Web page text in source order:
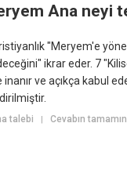
Ana neyi
"Meryem'e
ikrar eder. 7
ve açıkça kabul
talebi |Cevabın